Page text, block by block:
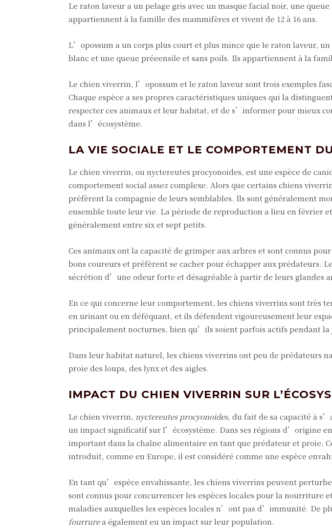
Le raton laveur a un pelage gris avec un masque facial noir, une
appartiennent à la famille des mammifères et vivent de 12 à 16 ans.
L’opossum a un corps plus court et plus mince que le raton laveur,
blanc et une queue préeensile et sans poils. Ils appartiennent à la
Le chien viverrin, l’opossum et le raton laveur sont trois exemples
Chaque espèce a ses propres caractéristiques uniques qui la
respecter ces animaux et leur habitat, et de s’informer pour mieux
dans l’écosystème.
LA VIE SOCIALE ET LE COMPORTEMENT
Le chien viverrin, ou nyctereutes procyonoides, est une espèce de
comportement social assez complexe. Alors que certains chiens
préfèrent la compagnie de leurs semblables. Ils sont généralement
ensemble toute leur vie. La période de reproduction a lieu en février
généralement entre six et sept petits.
Ces animaux ont la capacité de grimper aux arbres et sont connus
bons coureurs et préfèrent se cacher pour échapper aux prédateurs.
sécrétion d’une odeur forte et désagréable à partir de leurs glandes
En ce qui concerne leur comportement, les chiens viverrins sont très
en urinant ou en déféquant, et ils défendent vigoureusement leur
principalement nocturnes, bien qu’ils soient parfois actifs pendant la
Dans leur habitat naturel, les chiens viverrins ont peu de prédateurs
proie des loups, des lynx et des aigles.
IMPACT DU CHIEN VIVERRIN SUR
Le chien viverrin, nyctereutes procyonoides, du fait de sa capacité à
un impact significatif sur l’écosystème. Dans ses régions d’origine
important dans la chaîne alimentaire en tant que prédateur et proie.
introduit, comme en Europe, il est considéré comme une espèce
En tant qu’espèce envahissante, les chiens viverrins peuvent
sont connus pour concurrencer les espèces locales pour la nourriture
maladies auxquelles les espèces locales n’ont pas d’immunité. De
fourrurea également eu un impact sur leur population.